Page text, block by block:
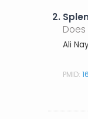
2.
Ali
PMID: